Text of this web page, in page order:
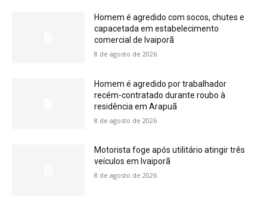
Homem é agredido com socos, chutes e
capacetada em estabelecimento
comercial de Ivaiporã
8 de agosto de 2026
Homem é agredido por trabalhador
recém-contratado durante roubo à
residência em Arapuã
8 de agosto de 2026
Motorista foge após utilitário atingir três
veículos em Ivaiporã
8 de agosto de 2026